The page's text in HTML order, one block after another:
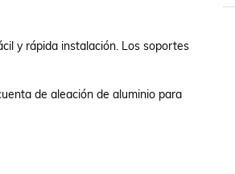
y rápida instalación. Los soportes
de aleación de aluminio para